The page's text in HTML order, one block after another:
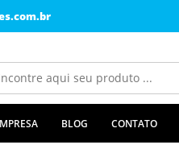
BLOG CONTATO